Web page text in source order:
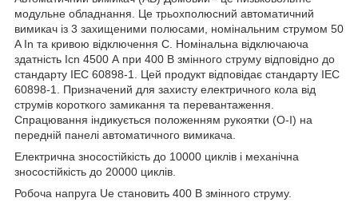
модульне обладнання. Це трьохполюсний автоматичний
вимикач із 3 захищеними полюсами, номінальним струмом 50
A In та кривою відключення C. Номінальна відключаюча
здатність Icn 4500 А при 400 В змінного струму відповідно до
стандарту IEC 60898-1. Цей продукт відповідає стандарту IEC
60898-1. Призначений для захисту електричного кола від
струмів короткого замикання та перевантаження.
Спрацювання індикується положенням рукоятки (О-І) на
передній панелі автоматичного вимикача.
Електрична зносостійкість до 10000 циклів і механічна
зносостійкість до 20000 циклів.
Робоча напруга Ue становить 400 В змінного струму.